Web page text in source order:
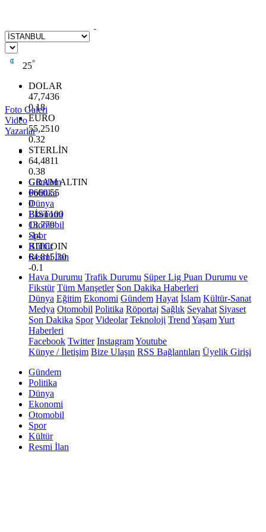
25°
DOLAR
47,7436
0.18
EURO
55,2510
0.32
STERLİN
64,4811
0.38
GRAM ALTIN
6660.55
0
BİST100
13.779
-14
BITCOIN
64.815,30
-0.1
Foto Galeri
Video
Yazarlar
Gündem
Politika
Dünya
Ekonomi
Otomobil
Spor
Kültür
Resmi İlan
Hava Durumu Trafik Durumu Süper Lig Puan Durumu ve
Fikstür Tüm Manşetler Son Dakika Haberleri
Dünya Eğitim Ekonomi Gündem Hayat İslam Kültür-Sanat
Medya Otomobil Politika Röportaj Sağlık Seyahat Siyaset
Son Dakika Spor Videolar Teknoloji Trend YaşamYurt
Haberleri
Facebook Twitter InstagramYoutube
Künye / İletişim Bize Ulaşın RSS Bağlantıları Üyelik Girişi
Gündem
Politika
Dünya
Ekonomi
Otomobil
Spor
Kültür
Resmi İlan